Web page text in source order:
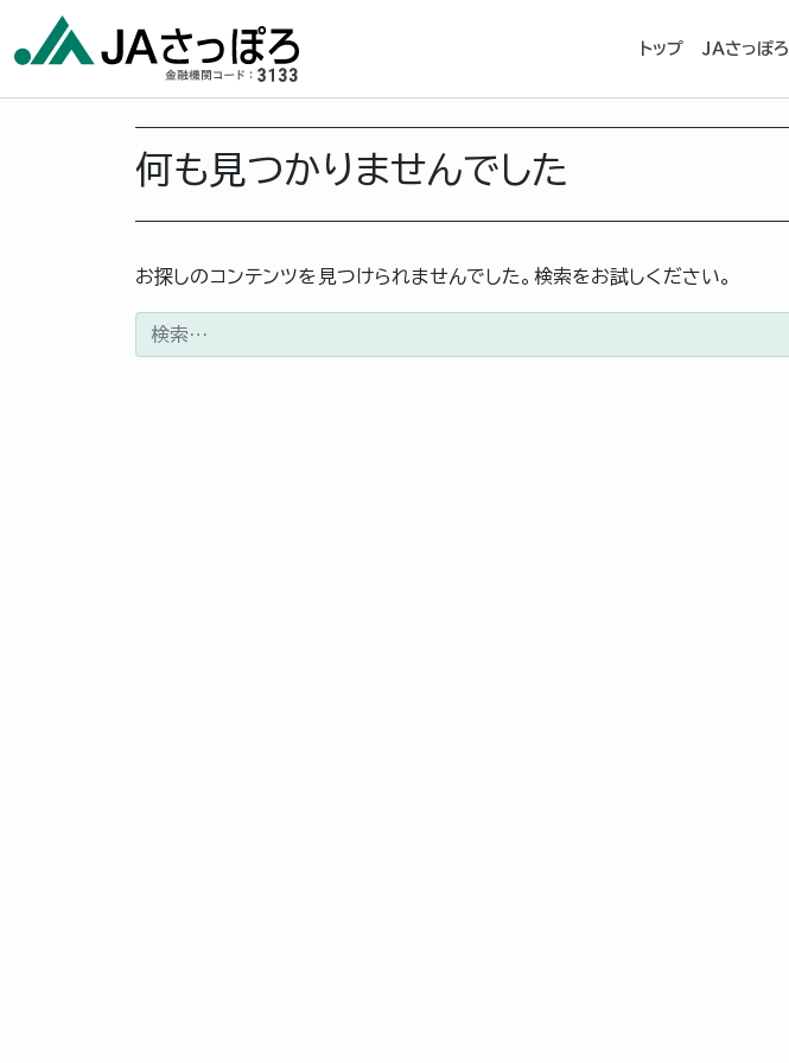
メインナビゲーション
トップ ＪＡさっぽろ
何も見つかりませんでした
お探しのコンテンツを見つけられませんでした。検索をお試しください。
検索: